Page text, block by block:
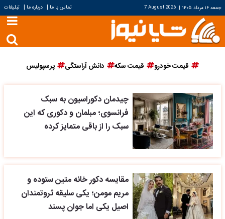
جمعه ۱۶ مرداد ۱۴۰۵ |
7 August 2026 تماس با ما | درباره ما | تبلیغات
قیمت خودرو قیمت سکه دانش آراستگی پرسپولیس
چیدمان دکوراسیون به سبک
فرانسوی؛ مبلمان و دکوری که این
سبک را از باقی متمایز کرده
مقایسه دکور خانه متین ستوده و
مریم مومن؛ یکی سلیقه ثروتمندان
اصیل یکی اما جوان پسند